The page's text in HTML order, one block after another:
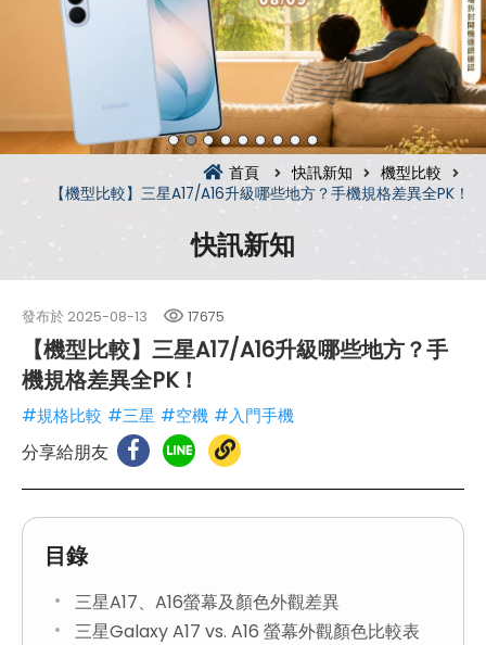
首頁 快訊新知
機型比較
【機型比較】三星A17/A16升級哪些地方？手機規格差異全PK！
快訊新知
發布於 2025-08-13 17675
【機型比較】三星A17/A16升級哪些地方？手
機規格差異全PK！
#規格比較 #三星 #空機 #入門手機
分享給朋友
目錄
三星A17、A16螢幕及顏色外觀差異
三星Galaxy A17 vs. A16 螢幕外觀顏色比較表